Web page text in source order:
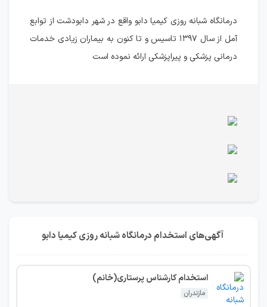
درمانگاه شبانه روزی کیمیا دابو واقع در شهر دابودشت از توابع
آمل از سال ۱۳۹۷ تاسیس و تا کنون به بیماران زیادی خدمات
درمانی پزشکی و پیراپزشکی ارائه نموده است
آگهی‌های استخدام درمانگاه شبانه روزی کیمیا دابو
استخدام کارشناس پرستاری(خانم)
مازندران